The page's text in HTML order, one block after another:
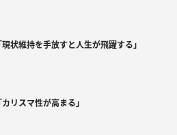
状維持を手放すと人生が飛躍する」
リスマ性が高まる」